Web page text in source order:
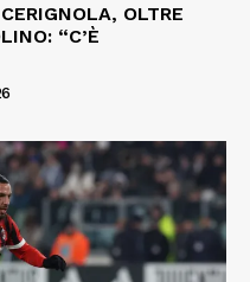
OLTRE
“C’È